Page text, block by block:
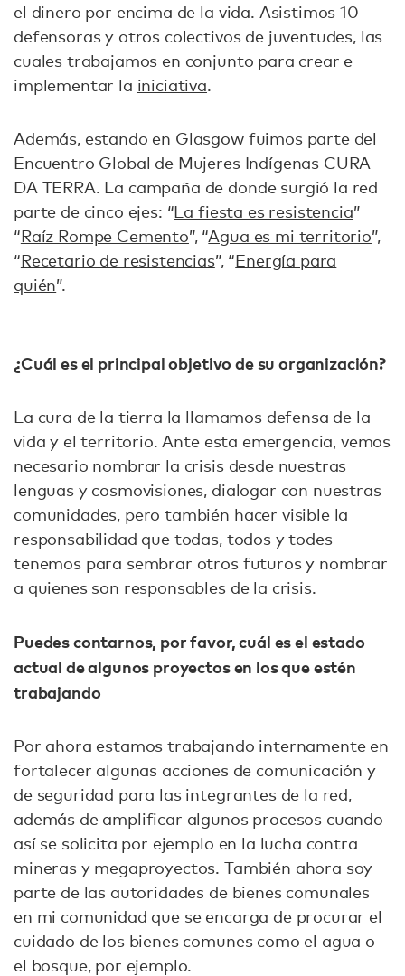
el dinero por encima de la vida. Asistimos 10
defensoras y otros colectivos de juventudes, las
cuales trabajamos en conjunto para crear e
implementar la iniciativa.
Además, estando en Glasgow fuimos parte del
Encuentro Global de Mujeres Indígenas CURA
DA TERRA. La campaña de donde surgió la red
parte de cinco ejes: “La fiesta es resistencia”
“Raíz Rompe Cemento”, “Agua es mi territorio”,
“Recetario de resistencias”, “Energía para
quién”.
¿Cuál es el principal objetivo de su organización?
La cura de la tierra la llamamos defensa de la
vida y el territorio. Ante esta emergencia, vemos
necesario nombrar la crisis desde nuestras
lenguas y cosmovisiones, dialogar con nuestras
comunidades, pero también hacer visible la
responsabilidad que todas, todos y todes
tenemos para sembrar otros futuros y nombrar
a quienes son responsables de la crisis.
Puedes contarnos, por favor, cuál es el estado
actual de algunos proyectos en los que estén
trabajando
Por ahora estamos trabajando internamente en
fortalecer algunas acciones de comunicación y
de seguridad para las integrantes de la red,
además de amplificar algunos procesos cuando
así se solicita por ejemplo en la lucha contra
mineras y megaproyectos. También ahora soy
parte de las autoridades de bienes comunales
en mi comunidad que se encarga de procurar el
cuidado de los bienes comunes como el agua o
el bosque, por ejemplo.